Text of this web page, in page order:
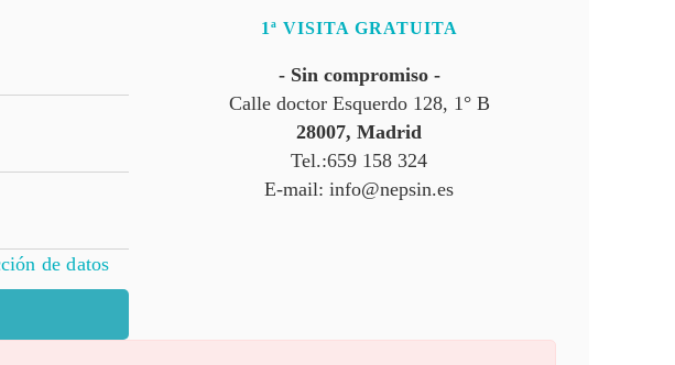
de datos
1ª VISITA GRATUITA
- Sin compromiso -
Calle doctor Esquerdo 128, 1° B
28007, Madrid
Tel.:659 158 324
E-mail: info@nepsin.es